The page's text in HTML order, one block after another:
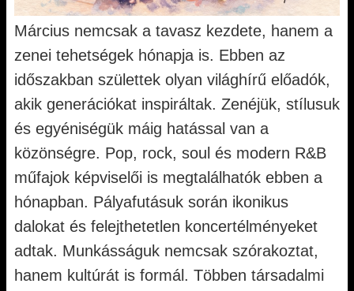
Március nemcsak a tavasz kezdete, hanem a
zenei tehetségek hónapja is. Ebben az
időszakban születtek olyan világhírű előadók,
akik generációkat inspiráltak. Zenéjük, stílusuk
és egyéniségük máig hatással van a
közönségre. Pop, rock, soul és modern R&B
műfajok képviselői is megtalálhatók ebben a
hónapban. Pályafutásuk során ikonikus
dalokat és felejthetetlen koncertélményeket
adtak. Munkásságuk nemcsak szórakoztat,
hanem kultúrát is formál. Többen társadalmi